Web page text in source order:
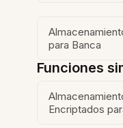
para Banca
Funciones
Encriptados